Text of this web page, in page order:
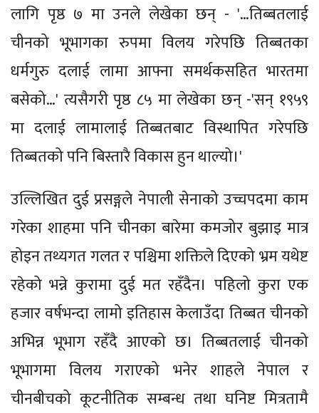
लागि पृष्ठ ७ मा उनले लेखेका छन् - '…तिब्बतलाई
चीनको भूभागका रुपमा विलय गरेपछि तिब्बतका
धर्मगुरु दलाई लामा आफ्ना समर्थकसहित भारतमा
बसेको…' त्यसैगरी पृष्ठ ८५ मा लेखेका छन् -'सन् १९५९
मा दलाई लामालाई तिब्बतबाट विस्थापित गरेपछि
तिब्बतको पनि बिस्तारै विकास हुन थाल्यो।'
उल्लिखित दुई प्रसङ्गले नेपाली सेनाको उच्चपदमा काम
गरेका शाहमा पनि चीनका बारेमा कमजोर बुझाइ मात्र
होइन तथ्यगत गलत र पश्चिमा शक्तिले दिएको भ्रम यथेष्ट
रहेको भन्ने कुरामा दुई मत रहँदैन। पहिलो कुरा एक
हजार वर्षभन्दा लामो इतिहास केलाउँदा तिब्बत चीनको
अभिन्न भूभाग रहँदै आएको छ। तिब्बतलाई चीनको
भूभागमा विलय गराएको भनेर शाहले नेपाल र
चीनबीचको कूटनीतिक सम्बन्ध तथा घनिष्ट मित्रतामै